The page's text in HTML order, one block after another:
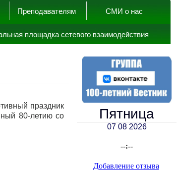
СМИ о нас
Преподавателям
площадка сетевого взаимодействия
праздник
80-летию со
Пятница
07 08 2026
--:--
Добавление отзыва